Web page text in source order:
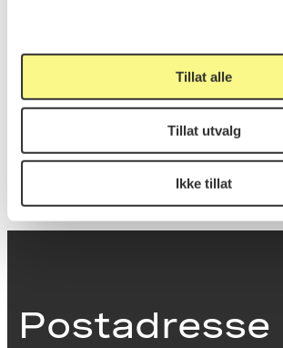
Tillat alle
Tillat utvalg
Ikke tillat
Høyde (7 tegninger):
Postadresse